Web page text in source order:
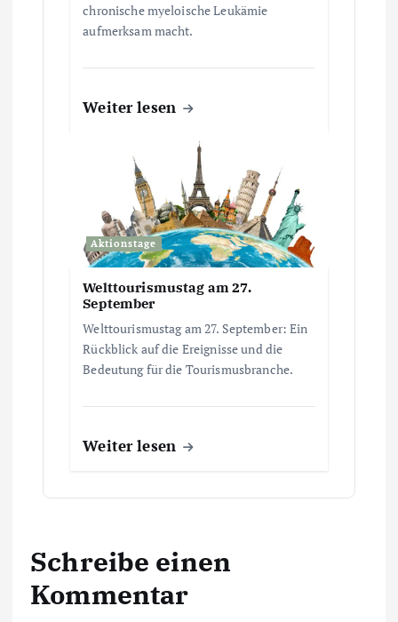
chronische myeloische Leukämie
aufmerksam macht.
Weiter lesen
Aktionstage
Welttourismustag am 27.
September
Welttourismustag am 27. September: Ein
Rückblick auf die Ereignisse und die
Bedeutung für die Tourismusbranche.
Weiter lesen
Schreibe einen
Kommentar